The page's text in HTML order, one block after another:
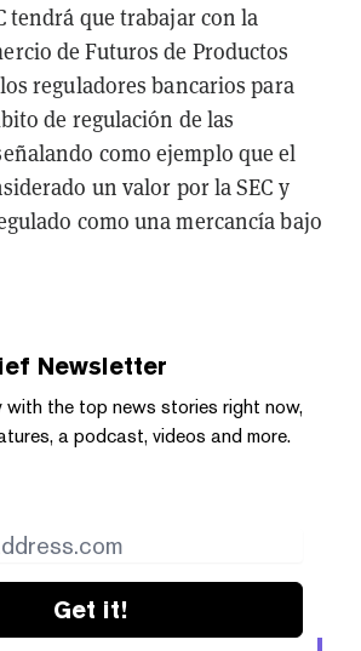
tendrá que trabajar con la
de Futuros de Productos
reguladores bancarios para
de regulación de las
como ejemplo que el
un valor por la SEC y
como una mercancía bajo
Newsletter
with the top news stories right now,
a podcast, videos and more.
Get it!